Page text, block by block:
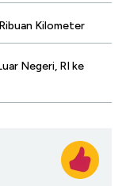
Kilometer
Negeri, RI ke